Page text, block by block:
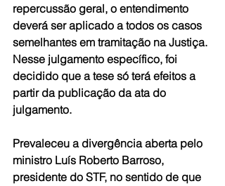
repercussão geral, o entendimento
deverá ser aplicado a todos os casos
semelhantes em tramitação na Justiça.
Nesse julgamento específico, foi
decidido que a tese só terá efeitos a
partir da publicação da ata do
julgamento.
Prevaleceu a divergência aberta pelo
ministro Luís Roberto Barroso,
presidente do STF, no sentido de que